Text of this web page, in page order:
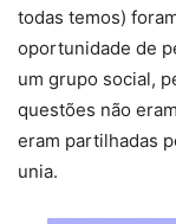
todas temos)
oportunidade de
um grupo social,
questões não
eram partilhadas
unia.